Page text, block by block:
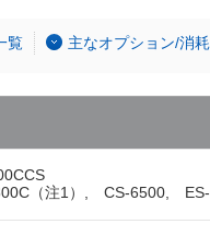
覧 主なオプション/消
（注1）, CS-6500,